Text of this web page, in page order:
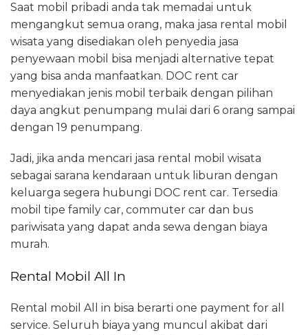
Saat mobil pribadi anda tak memadai untuk
mengangkut semua orang, maka jasa rental mobil
wisata yang disediakan oleh penyedia jasa
penyewaan mobil bisa menjadi alternative tepat
yang bisa anda manfaatkan. DOC rent car
menyediakan jenis mobil terbaik dengan pilihan
daya angkut penumpang mulai dari 6 orang sampai
dengan 19 penumpang.
Jadi, jika anda mencari jasa rental mobil wisata
sebagai sarana kendaraan untuk liburan dengan
keluarga segera hubungi DOC rent car. Tersedia
mobil tipe family car, commuter car dan bus
pariwisata yang dapat anda sewa dengan biaya
murah.
Rental Mobil All In
Rental mobil All in bisa berarti one payment for all
service. Seluruh biaya yang muncul akibat dari